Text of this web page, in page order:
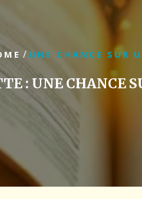
/ UNE CHANCE SUR
: UNE CHANCE